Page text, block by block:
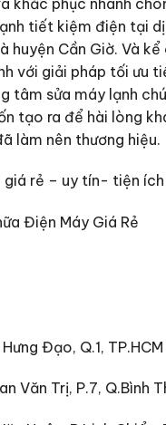
tiết kiệm điện tại
huyện Cần Giờ. Và
với giải pháp tối ưu
tâm sửa máy lạnh
tạo ra để hài lòng
làm nên thương hiệu.
giá rẻ – uy tín- tiện ích
Điện Máy Giá Rẻ
Đạo, Q.1, TP.HCM
Văn Trị, P.7, Q.Bình